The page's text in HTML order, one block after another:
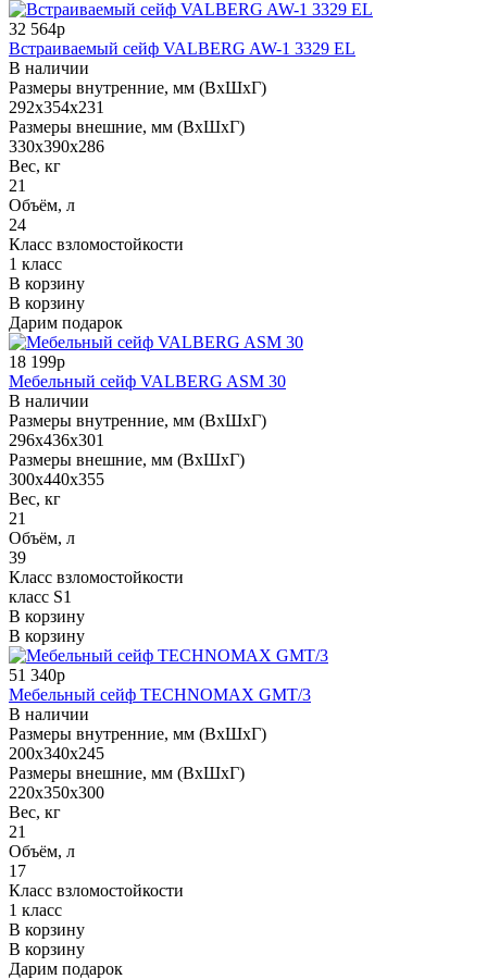
32 564р
Встраиваемый сейф VALBERG AW-1 3329 EL
В наличии
Размеры внутренние, мм (ВхШхГ)
292x354x231
Размеры внешние, мм (ВхШхГ)
330x390x286
Вес, кг
21
Объём, л
24
Класс взломостойкости
1 класс
В корзину
В корзину
Дарим подарок
18 199р
Мебельный сейф VALBERG ASM 30
В наличии
Размеры внутренние, мм (ВхШхГ)
296x436x301
Размеры внешние, мм (ВхШхГ)
300x440x355
Вес, кг
21
Объём, л
39
Класс взломостойкости
класс S1
В корзину
В корзину
51 340р
Мебельный сейф TECHNOMAX GMT/3
В наличии
Размеры внутренние, мм (ВхШхГ)
200x340x245
Размеры внешние, мм (ВхШхГ)
220x350x300
Вес, кг
21
Объём, л
17
Класс взломостойкости
1 класс
В корзину
В корзину
Дарим подарок